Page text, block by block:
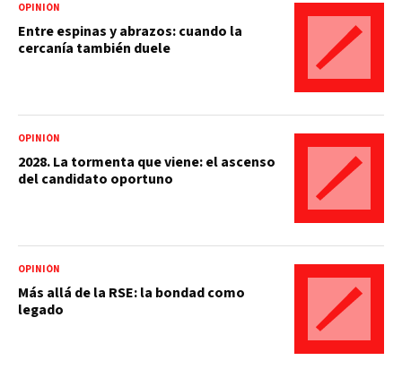
OPINIÓN
Entre espinas y abrazos: cuando la
cercanía también duele
OPINIÓN
2028. La tormenta que viene: el ascenso
del candidato oportuno
OPINIÓN
Más allá de la RSE: la bondad como
legado